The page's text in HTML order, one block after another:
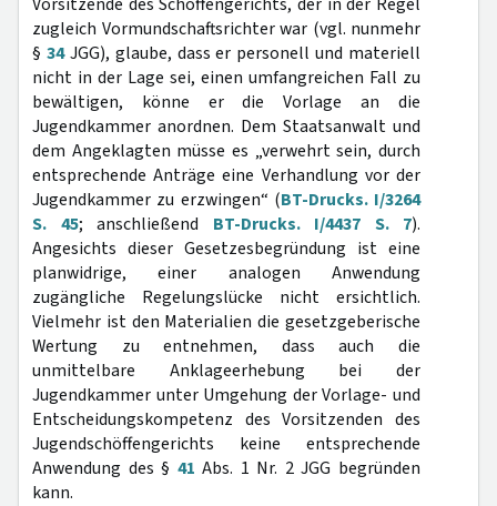
zugleich Vormundschaftsrichter war (vgl. nunmehr
§ 34JGG), glaube, dass er personell und materiell
nicht in der Lage sei, einen umfangreichen Fall zu
bewältigen, könne er die Vorlage an die
Jugendkammer anordnen. Dem Staatsanwalt und
dem Angeklagten müsse es „verwehrt sein, durch
entsprechende Anträge eine Verhandlung vor der
Jugendkammer zu erzwingen“ (BT-Drucks. I/3264
S. 45; anschließend BT-Drucks. I/4437 S. 7).
Angesichts dieser Gesetzesbegründung ist eine
planwidrige, einer analogen Anwendung
zugängliche Regelungslücke nicht ersichtlich.
Vielmehr ist den Materialien die gesetzgeberische
Wertung zu entnehmen, dass auch die
unmittelbare Anklageerhebung bei der
Jugendkammer unter Umgehung der Vorlage- und
Entscheidungskompetenz des Vorsitzenden des
Jugendschöffengerichts keine entsprechende
Anwendung des § 41 Abs. 1 Nr. 2 JGG begründen
kann.